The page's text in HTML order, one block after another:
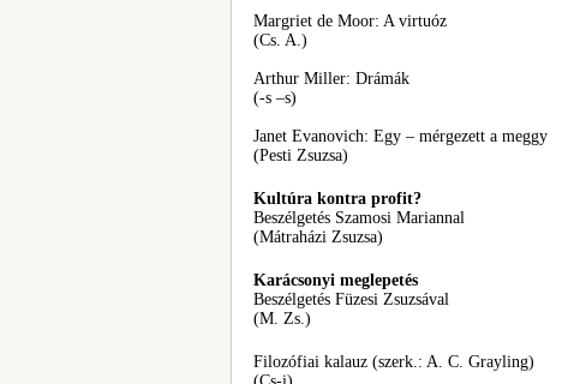
Margriet de Moor: A virtuóz
(Cs. A.)
Arthur Miller: Drámák
(-s –s)
Janet Evanovich: Egy – mérgezett a meggy
(Pesti Zsuzsa)
Kultúra kontra profit?
Beszélgetés Szamosi Mariannal
(Mátraházi Zsuzsa)
Karácsonyi meglepetés
Beszélgetés Füzesi Zsuzsával
(M. Zs.)
Filozófiai kalauz (szerk.: A. C. Grayling)